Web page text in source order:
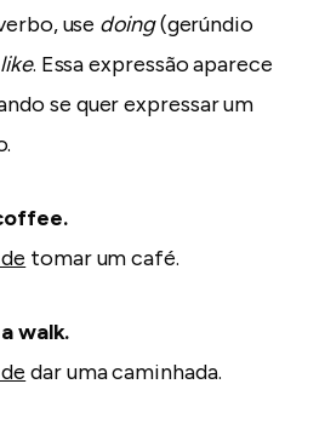
use doing(gerúndio
. Essa expressão aparece
se quer expressar um
tomar um café.
walk.
dar uma caminhada.